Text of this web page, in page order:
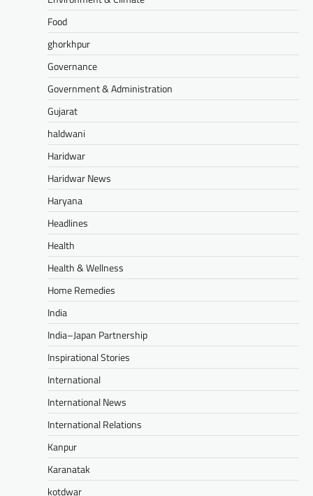
Food
ghorkhpur
Governance
Government & Administration
Gujarat
haldwani
Haridwar
Haridwar News
Haryana
Headlines
Health
Health & Wellness
Home Remedies
India
India–Japan Partnership
Inspirational Stories
International
International News
International Relations
Kanpur
Karanatak
kotdwar